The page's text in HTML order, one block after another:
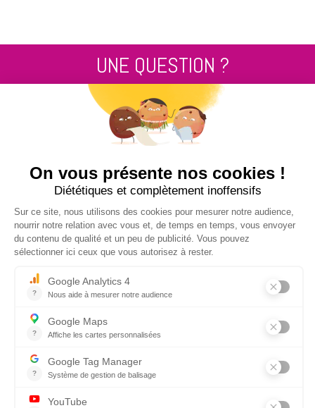
UNE QUESTION ?
Contactez nous au +33 2 99 14 64 81
ENVOYEZ-NOUS UN MESSAGE !
NUCLEUS - S.A.S.
7, rue des Orchidées Le Bourg Nouveau
FR35650 LE RHEU - FRANCE
+33 2 99 14 64 81
ABONNEZ-VOUS À NOTRE NEWSLETTER
S'INSCRIRE
RÉSEAUX SOCIAUX